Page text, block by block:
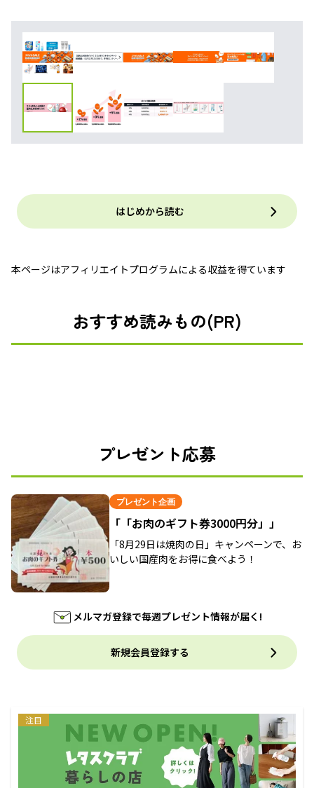
はじめから読む
本ページはアフィリエイトプログラムによる収益を得ています
おすすめ読みもの(PR)
プレゼント応募
プレゼント企画
「「お肉のギフト券3000円分」」
「8月29日は焼肉の日」キャンペーンで、お
いしい国産肉をお得に食べよう！
メルマガ登録で毎週プレゼント情報が届く!
新規会員登録する
注目